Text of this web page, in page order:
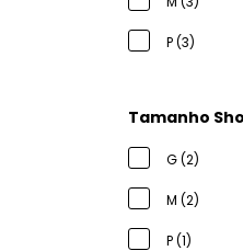
P (3)
Tamanho
G (2)
M (2)
P (1)